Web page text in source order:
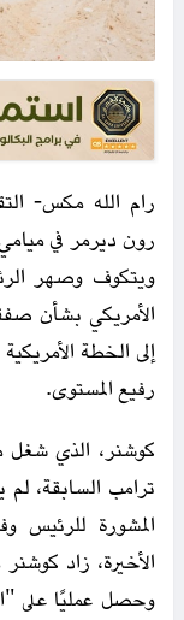
رام الله مكس-
رون ديرمر في
ويتكوف وصهر
الأمريكي بشأن
إلى الخطة
رفيع المستوى.
كوشنر، الذي
ترامب السابقة، لم
المشورة للرئيس
الأخيرة، زاد
وحصل عمليًا على